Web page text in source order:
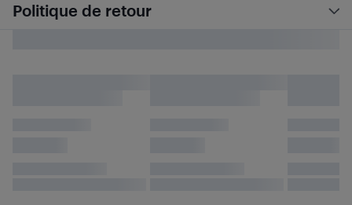
Politique de retour